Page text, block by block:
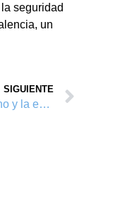
seguridad
un
SIGUIENTE
El Instituto de Biomecánica Valenciano y la empresa Vértice Vertical S.L.U.